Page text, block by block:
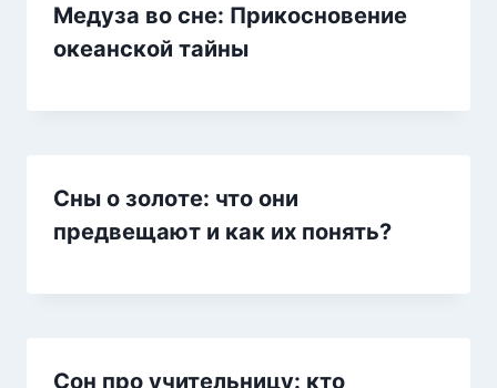
Медуза во сне: Прикосновение
океанской тайны
Сны о золоте: что они
предвещают и как их понять?
Сон про учительницу: кто